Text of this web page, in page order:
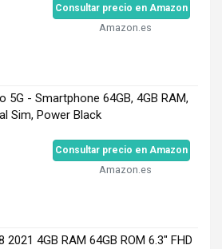
Consultar precio en Amazon
Amazon.es
5G - Smartphone 64GB, 4GB RAM,
Sim, Power Black
Consultar precio en Amazon
Amazon.es
4GB RAM 64GB ROM 6.3" FHD